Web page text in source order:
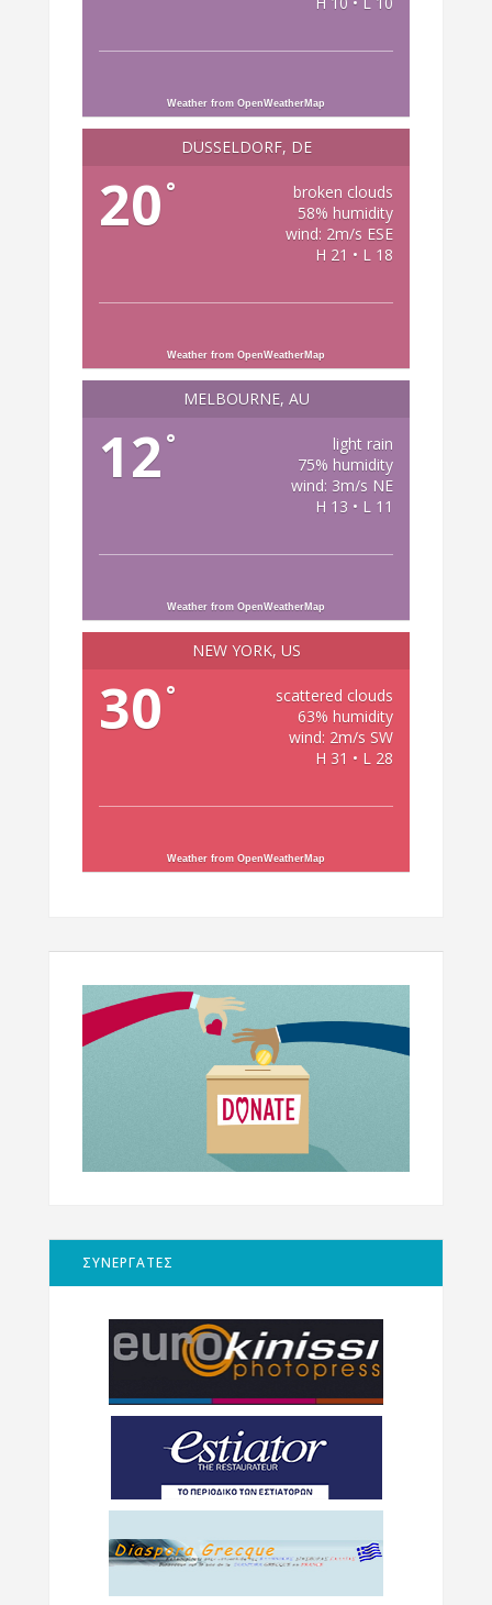
Weather from OpenWeatherMap
DÜSSELDORF, DE
20 °
broken clouds
58% humidity
wind: 2m/s ESE
H 21 • L 18
Weather from OpenWeatherMap
MELBOURNE, AU
12 °
light rain
75% humidity
wind: 3m/s NE
H 13 • L 11
Weather from OpenWeatherMap
NEW YORK, US
30 °
scattered clouds
63% humidity
wind: 2m/s SW
H 31 • L 28
Weather from OpenWeatherMap
ΣΥΝΕΡΓΑΤΕΣ